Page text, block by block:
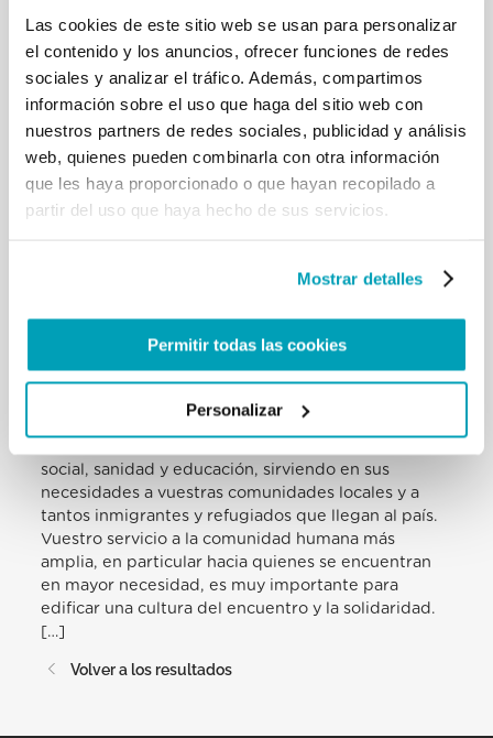
Las cookies de este sitio web se usan para personalizar
el contenido y los anuncios, ofrecer funciones de redes
sociales y analizar el tráfico. Además, compartimos
información sobre el uso que haga del sitio web con
nuestros partners de redes sociales, publicidad y análisis
web, quienes pueden combinarla con otra información
que les haya proporcionado o que hayan recopilado a
partir del uso que haya hecho de sus servicios.
Mostrar detalles
Permitir todas las cookies
Personalizar
avanzar. Son un servicio, una participación en el
amor de Cristo que se sacrifica por su grey.
Conformándonos cada día con aquel que amamos,
llegamos a apreciar el hecho de que nuestras vidas
no nos pertenecen. No somos más nosotros que
vivimos, sino Cristo que vive en nosotros (cf. Ga
2,20).
Encarnamos esta compasión cuando acompañamos
a las personas, especialmente a quienes pasan por
gracias por haber puesto de relieve este aspecto:
Cristo a todos, de modo especial a cuantos se
encuentran en las periferias de nuestra sociedad.
Estoy agradecido particularmente porque de
diversas maneras muchos de vosotros estáis
social, sanidad y educación, sirviendo en sus
necesidades a vuestras comunidades locales y a
tantos inmigrantes y refugiados que llegan al país.
Vuestro servicio a la comunidad humana más
amplia, en particular hacia quienes se encuentran
en mayor necesidad, es muy importante para
edificar una cultura del encuentro y la solidaridad.
[…]
Volver a los resultados